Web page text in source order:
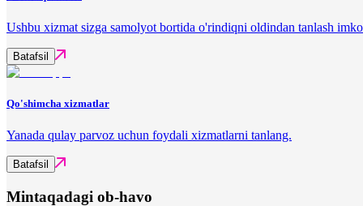
Ushbu xizmat sizga samolyot bortida o'rindiqni oldindan tanlash
Batafsil
Qo'shimcha xizmatlar
Yanada qulay parvoz uchun foydali xizmatlarni tanlang.
Batafsil
Mintaqadagi ob-havo